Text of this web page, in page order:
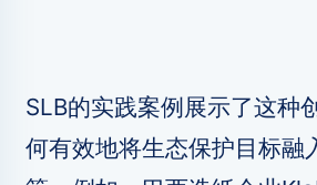
SLB的实践案例展示了这种
何有效地将生态保护目标融